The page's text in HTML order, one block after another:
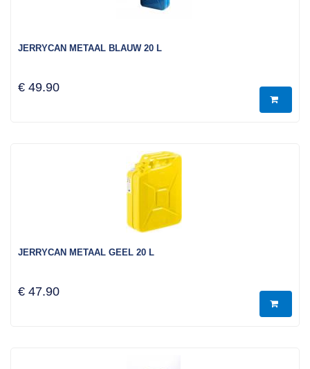
JERRYCAN METAAL BLAUW 20 L
€ 49.90
JERRYCAN METAAL GEEL 20 L
€ 47.90